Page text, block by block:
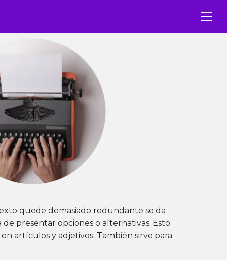
quede demasiado redundante se da
de presentar opciones o alternativas. Esto
artículos y adjetivos. También sirve para